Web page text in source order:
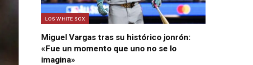
LOS WHITE SOX
Miguel Vargas tras su histórico jonrón:
«Fue un momento que uno no se lo
imagina»